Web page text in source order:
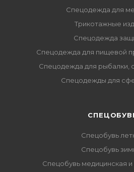
Спецодежда для
Трикотажные
Спецодежда
Спецодежда для пищевой
Спецодежда для рыбалки,
Спецодежды для
Спецобувь
Спецобувь
Спецобувь медицинская